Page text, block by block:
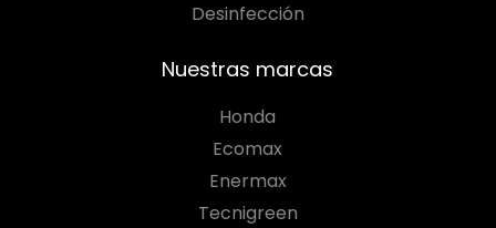
Desinfección
Nuestras marcas
Honda
Ecomax
Enermax
Tecnigreen